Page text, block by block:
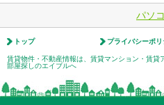
パソ
トップ プライバシーポリ
賃貸物件・不動産情報は、賃貸マンション・賃
部屋探しのエイブルへ